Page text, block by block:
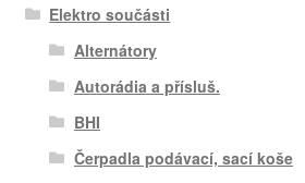
Elektro součásti
Alternátory
Autorádia a přísluš.
BHI
Čerpadla podávací, sací koše